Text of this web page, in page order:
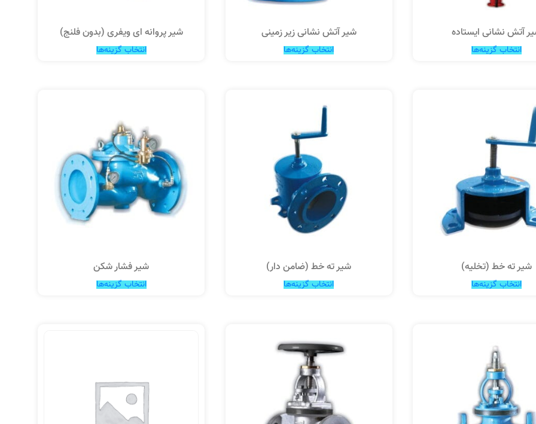
آتش نشانی ایستاده
انتخاب گزینه‌ها
شیر آتش نشانی زیر زمینی
انتخاب گزینه‌ها
شیر پروانه ای ویفری (بدون فلنج)
انتخاب گزینه‌ها
شیر ته خط (تخلیه)
انتخاب گزینه‌ها
شیر ته خط (ضامن دار)
انتخاب گزینه‌ها
شیر فشار شکن
انتخاب گزینه‌ها